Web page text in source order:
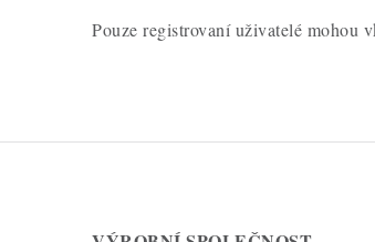
Pouze registrovaní uživatelé mohou